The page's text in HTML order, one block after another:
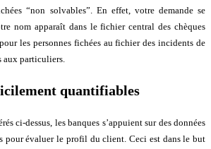
“non solvables”. En effet, votre demande se
nom apparaît dans le fichier central des chèques
les personnes fichées au fichier des incidents de
aux particuliers.
quantifiables
ci-dessus, les banques s’appuient sur des données
évaluer le profil du client. Ceci est dans le but